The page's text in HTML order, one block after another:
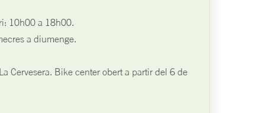
10h00 a 18h00.
a diumenge.
Cervesera. Bike center obert a partir del 6 de